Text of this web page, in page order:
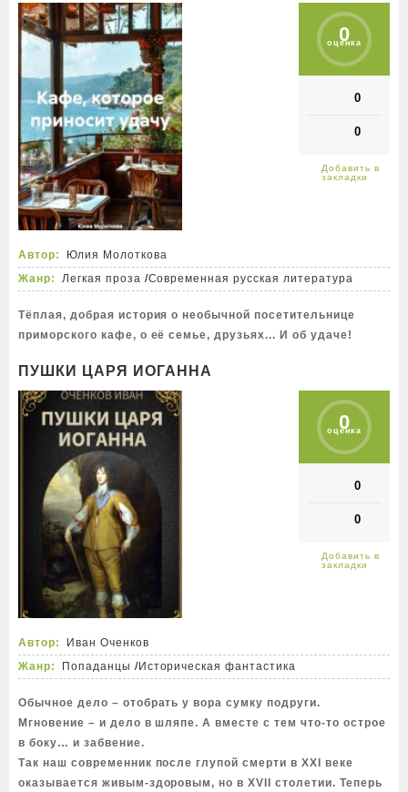
0
оценка
0
0
Автор:
Юлия Молоткова
Жанр:
Легкая проза /Современная русская литература
Тёплая, добрая история о необычной посетительнице
приморского кафе, о её семье, друзьях... И об удаче!
ПУШКИ ЦАРЯ ИОГАННА
0
оценка
0
0
Автор:
Иван Оченков
Жанр:
Попаданцы /Историческая фантастика
Обычное дело – отобрать у вора сумку подруги.
Мгновение – и дело в шляпе. А вместе с тем что-то острое
в боку… и забвение.
Так наш современник после глупой смерти в XXI веке
оказывается живым-здоровым, но в XVII столетии. Теперь